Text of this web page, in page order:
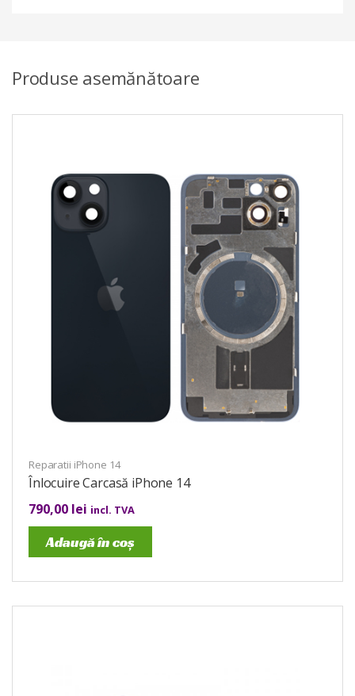
Produse asemănătoare
Reparatii iPhone 14
Înlocuire Carcasă iPhone 14
790,00 lei incl. TVA
Adaugă în coș